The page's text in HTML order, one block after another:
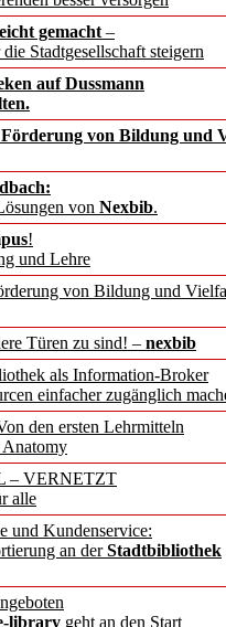
gemacht –
Stadtgesellschaft steigern
auf Dussmann
von Bildung und
von Nexbib.
!
und Lehre
von Bildung und
Türen zu sind! – nexbib
als Information-Broker
einfacher zugänglich
den ersten Lehrmitteln
Anatomy
– VERNETZT
alle
und Kundenservice:
an derStadtbibliothek
library geht an den Start
erstes
–
für
in
neu